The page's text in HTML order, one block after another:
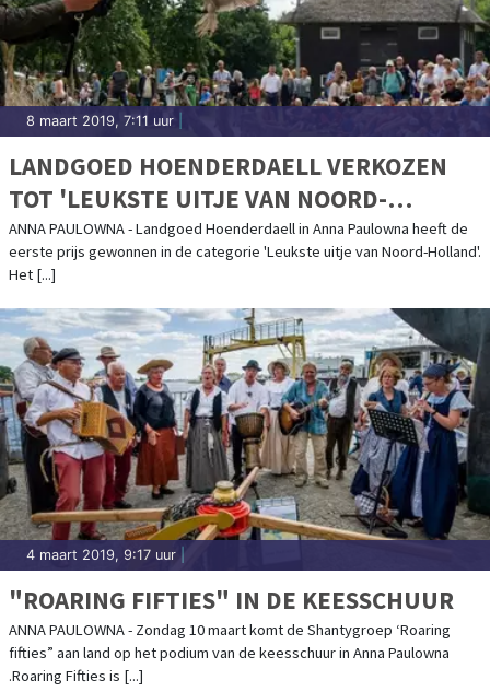
8 maart 2019, 7:11 uur
LANDGOED HOENDERDAELL VERKOZEN
TOT 'LEUKSTE UITJE VAN NOORD-
HOLLAND'
ANNA PAULOWNA - Landgoed Hoenderdaell in Anna Paulowna heeft de
eerste prijs gewonnen in de categorie 'Leukste uitje van Noord-Holland'.
Het [...]
4 maart 2019, 9:17 uur
"ROARING FIFTIES" IN DE KEESSCHUUR
ANNA PAULOWNA - Zondag 10 maart komt de Shantygroep ‘Roaring
fifties” aan land op het podium van de keesschuur in Anna Paulowna
.Roaring Fifties is [...]